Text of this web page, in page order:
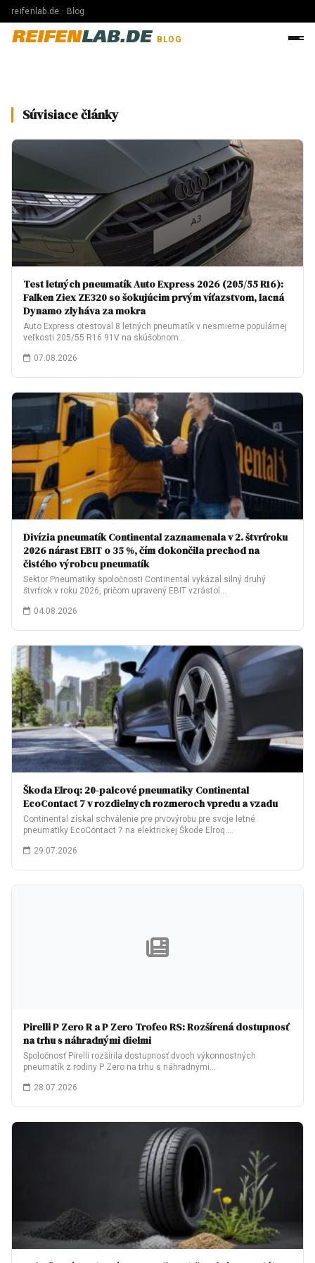
reifenlab.de · Blog
REIFENLAB.DE BLOG
Súvisiace články
Test letných pneumatík Auto Express 2026 (205/55 R16):
Falken Ziex ZE320 so šokujúcim prvým víťazstvom, lacná
Dynamo zlyháva za mokra
Auto Express otestoval 8 letných pneumatík v nesmierne populárnej
veľkosti 205/55 R16 91V na skúšobnom…
07.08.2026
Divízia pneumatík Continental zaznamenala v 2. štvrťroku
2026 nárast EBIT o 35 %, čím dokončila prechod na
čistého výrobcu pneumatík
Sektor Pneumatiky spoločnosti Continental vykázal silný druhý
štvrťrok v roku 2026, pričom upravený EBIT vzrástol…
04.08.2026
Škoda Elroq: 20-palcové pneumatiky Continental
EcoContact 7 v rozdielnych rozmeroch vpredu a vzadu
Continental získal schválenie pre prvovýrobu pre svoje letné
pneumatiky EcoContact 7 na elektrickej Škode Elroq.…
29.07.2026
Pirelli P Zero R a P Zero Trofeo RS: Rozšírená dostupnosť
na trhu s náhradnými dielmi
Spoločnosť Pirelli rozšírila dostupnosť dvoch výkonnostných
pneumatík z rodiny P Zero na trhu s náhradnými…
28.07.2026